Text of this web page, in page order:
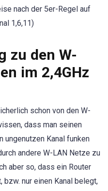
nach der 5er-Regel auf
1,6,11)
zu den W-
im 2,4GHz
schon von den W-
dass man seinen
ungenutzen Kanal funken
andere W-LAN Netze zu
aber so, dass ein Router
bzw. nur einen Kanal belegt,